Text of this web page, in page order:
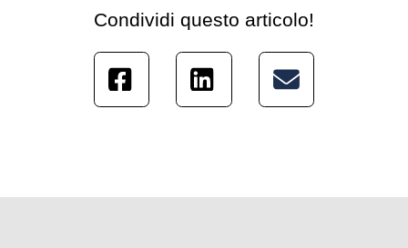
Condividi questo articolo!